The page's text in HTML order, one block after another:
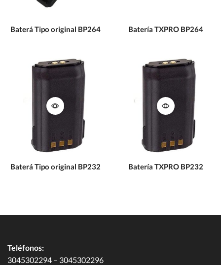
Baterá Tipo original BP264 Batería TXPRO BP264
Baterá Tipo original BP232 Batería TXPRO BP232
Teléfonos:
3045302294 – 3045302296